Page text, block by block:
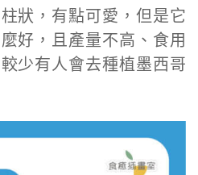
狀，有點可愛，但是它
好，且產量不高、食用
少有人會去種植墨西哥